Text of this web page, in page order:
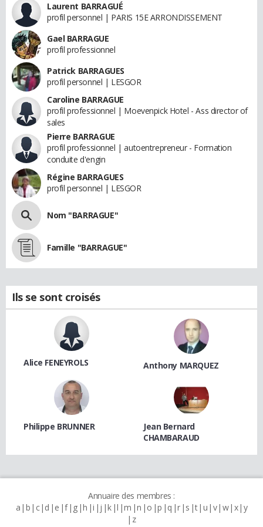
Laurent BARRAGUÉ
profil personnel | PARIS 15E ARRONDISSEMENT
Gael BARRAGUE
profil professionnel
Patrick BARRAGUES
profil personnel | LESGOR
Caroline BARRAGUE
profil professionnel | Moevenpick Hotel - Ass director of
sales
Pierre BARRAGUE
profil professionnel | autoentrepreneur - Formation
conduite d'engin
Régine BARRAGUES
profil personnel | LESGOR
Nom "BARRAGUE"
Famille "BARRAGUE"
Ils se sont croisés
Alice FENEYROLS Anthony MARQUEZ
Philippe BRUNNER
Jean Bernard
CHAMBARAUD
Annuaire des membres :
a b c d e f g h i j k l m n o p q r s t u v w x y
z